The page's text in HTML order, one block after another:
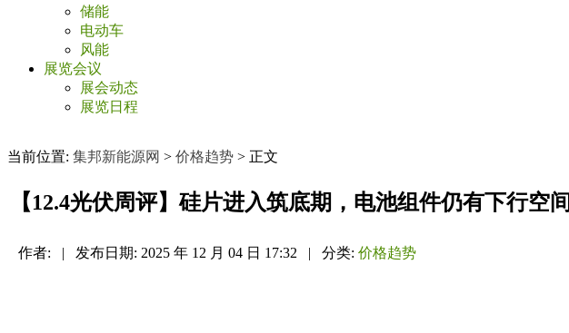
储能
电动车
风能
展览会议
展会动态
展览日程
当前位置: 集邦新能源网 > 价格趋势 > 正文
【12.4光伏周评】硅片进入筑底期，电池组件仍有下行空间
作者: | 发布日期: 2025 年 12 月 04 日 17:32 | 分类: 价格趋势